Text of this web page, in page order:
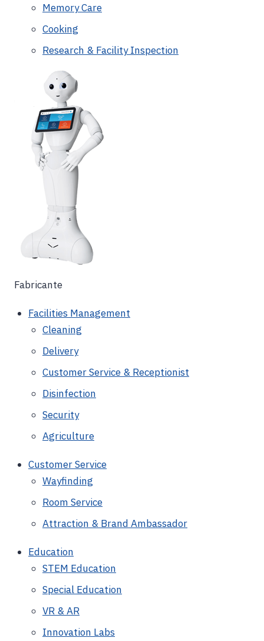
Memory Care
Cooking
Research & Facility Inspection
Fabricante
Facilities Management
Cleaning
Delivery
Customer Service & Receptionist
Disinfection
Security
Agriculture
Customer Service
Wayfinding
Room Service
Attraction & Brand Ambassador
Education
STEM Education
Special Education
VR & AR
Innovation Labs